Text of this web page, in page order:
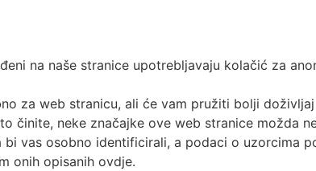
na naše stranice upotrebljavaju kolačić za
za web stranicu, ali će vam pružiti bolji
činite, neke značajke ove web stranice možda
vas osobno identificirali, a podaci o uzorcima
onih opisanih ovdje.